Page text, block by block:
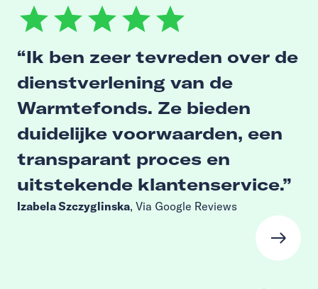
Ik ben zeer tevreden over de
dienstverlening van de
Warmtefonds. Ze bieden
duidelijke voorwaarden, een
transparant proces en
uitstekende klantenservice.
Izabela Szczyglinska, Via Google Reviews